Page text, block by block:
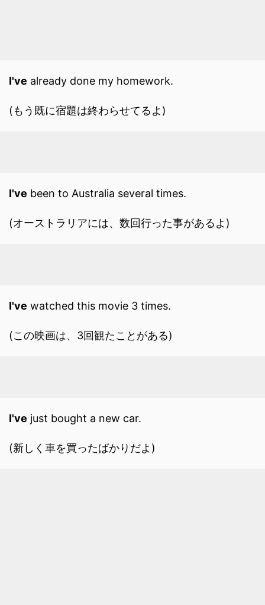
I've already done my homework.
(もう既に宿題は終わらせてるよ)
I've been to Australia several times.
(オーストラリアには、数回行った事があるよ)
I've watched this movie 3 times.
(この映画は、3回観たことがある)
I've just bought a new car.
(新しく車を買ったばかりだよ)